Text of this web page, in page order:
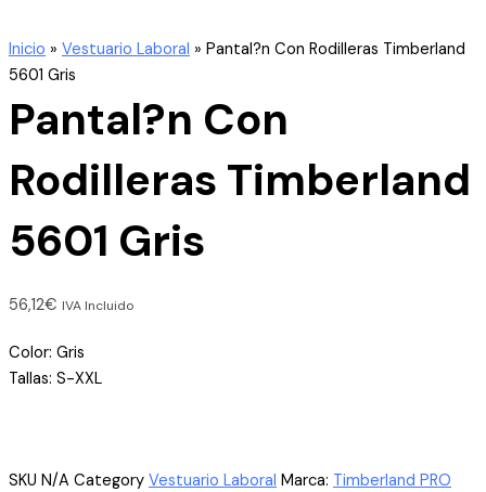
Inicio » Vestuario Laboral » Pantal?n Con Rodilleras Timberland
5601 Gris
Pantal?n Con
Rodilleras Timberland
5601 Gris
56,12€ IVA Incluido
Color: Gris
Tallas: S-XXL
SKU N/A Category Vestuario Laboral Marca: Timberland PRO